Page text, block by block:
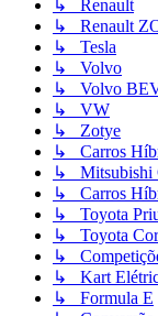
↳ Renault
↳ Renault
↳ Tesla
↳ Volvo
↳ Volvo BEV
↳ VW
↳ Zotye
↳ Carros
↳ Mitsubishi
↳ Carros
↳ Toyota
↳ Toyota
↳
↳ Kart
↳ Formula E